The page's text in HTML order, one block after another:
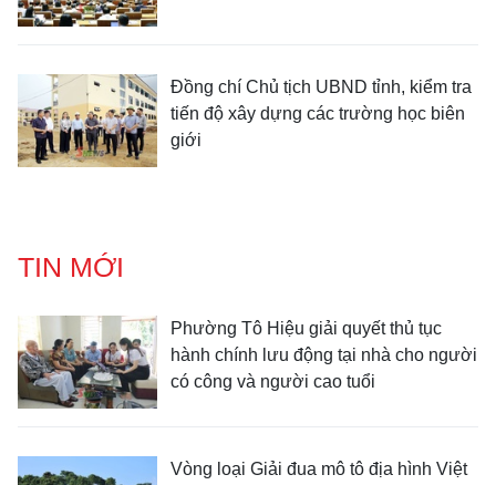
Đồng chí Chủ tịch UBND tỉnh, kiểm tra
tiến độ xây dựng các trường học biên
giới
TIN MỚI
Phường Tô Hiệu giải quyết thủ tục
hành chính lưu động tại nhà cho người
có công và người cao tuổi
Vòng loại Giải đua mô tô địa hình Việt